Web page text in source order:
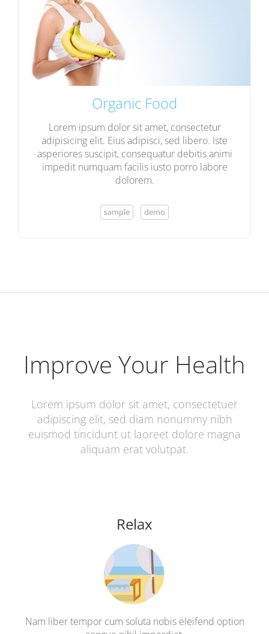
Organic Food
Lorem ipsum dolor sit amet, consectetur
adipisicing elit. Eius adipisci, sed libero. Iste
asperiores suscipit, consequatur debitis animi
impedit numquam facilis iusto porro labore
dolorem.
sample demo
Improve Your Health
Lorem ipsum dolor sit amet, consectetuer
adipiscing elit, sed diam nonummy nibh
euismod tincidunt ut laoreet dolore magna
aliquam erat volutpat.
Relax
Nam liber tempor cum soluta nobis eleifend option